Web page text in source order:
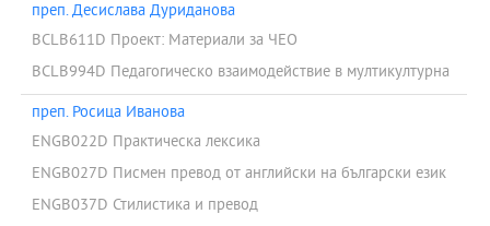
преп. Десислава Дуриданова
BCLB611D Проект: Материали за ЧЕО
BCLB994D Педагогическо взаимодействие в мултикултурна
преп. Росица Иванова
ENGB022D Практическа лексика
ENGB027D Писмен превод от английски на български език
ENGB037D Стилистика и превод